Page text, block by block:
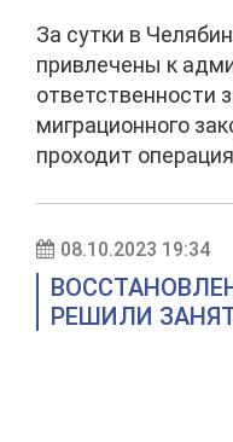
За сутки в
привлечены к
ответственности
миграционного
проходит
08.10.2023 19:34
РЕШИЛИ